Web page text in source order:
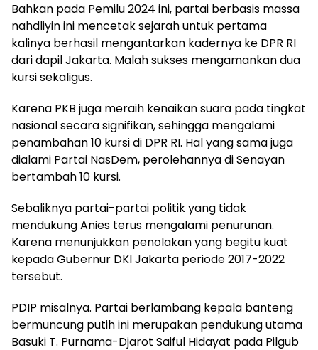
Bahkan pada Pemilu 2024 ini, partai berbasis massa
nahdliyin ini mencetak sejarah untuk pertama
kalinya berhasil mengantarkan kadernya ke DPR RI
dari dapil Jakarta. Malah sukses mengamankan dua
kursi sekaligus.
Karena PKB juga meraih kenaikan suara pada tingkat
nasional secara signifikan, sehingga mengalami
penambahan 10 kursi di DPR RI. Hal yang sama juga
dialami Partai NasDem, perolehannya di Senayan
bertambah 10 kursi.
Sebaliknya partai-partai politik yang tidak
mendukung Anies terus mengalami penurunan.
Karena menunjukkan penolakan yang begitu kuat
kepada Gubernur DKI Jakarta periode 2017-2022
tersebut.
PDIP misalnya. Partai berlambang kepala banteng
bermuncung putih ini merupakan pendukung utama
Basuki T. Purnama-Djarot Saiful Hidayat pada Pilgub